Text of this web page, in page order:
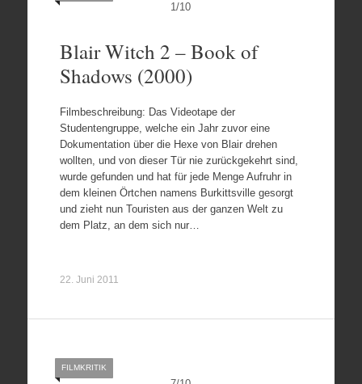
1/10
Blair Witch 2 – Book of
Shadows (2000)
Filmbeschreibung: Das Videotape der
Studentengruppe, welche ein Jahr zuvor eine
Dokumentation über die Hexe von Blair drehen
wollten, und von dieser Tür nie zurückgekehrt sind,
wurde gefunden und hat für jede Menge Aufruhr in
dem kleinen Örtchen namens Burkittsville gesorgt
und zieht nun Touristen aus der ganzen Welt zu
dem Platz, an dem sich nur…
22. Juni 2011
FILMKRITIK